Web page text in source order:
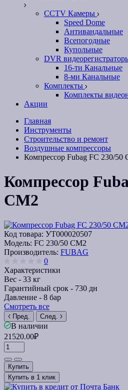
CCTV Камеры
Speed Dome
Антивандальные
Всепогодные
Купольные
DVR
16-ти Канальные
8-ми Канальные
Комплекты
Комплекты
Акции
Главная
Инструменты
Строительство и ремонт
Воздушные компрессоры
Компрессор Fubag FC 230/50
Компрессор
CM2
Код товара: УТ000020507
Модель: FC 230/50 CM2
Производитель: FUBAG
0
Характеристики
Вес - 33 кг
Гарантийный срок - 730 дн
Давление - 8 бар
Смотреть все
Пред. След.
В наличии
21520.00₽
Купить
Купить в 1 клик